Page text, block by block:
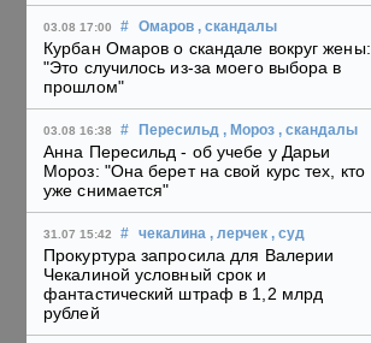
03.08 17:00 # Омаров , скандалы
Курбан Омаров о скандале вокруг жены:
"Это случилось из-за моего выбора в
прошлом"
03.08 16:38 # Пересильд , Мороз , скандалы
Анна Пересильд - об учебе у Дарьи
Мороз: "Она берет на свой курс тех, кто
уже снимается"
31.07 15:42 # чекалина , лерчек , суд
Прокуртура запросила для Валерии
Чекалиной условный срок и
фантастический штраф в 1,2 млрд
рублей